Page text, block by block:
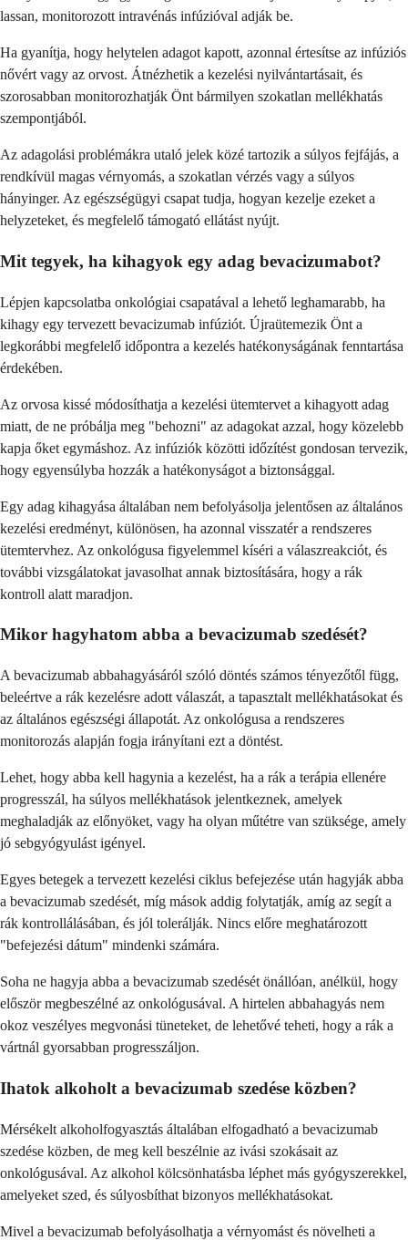
lassan, monitorozott intravénás infúzióval adják be.
Ha gyanítja, hogy helytelen adagot kapott, azonnal értesítse az infúziós
nővért vagy az orvost. Átnézhetik a kezelési nyilvántartásait, és
szorosabban monitorozhatják Önt bármilyen szokatlan mellékhatás
szempontjából.
Az adagolási problémákra utaló jelek közé tartozik a súlyos fejfájás, a
rendkívül magas vérnyomás, a szokatlan vérzés vagy a súlyos
hányinger. Az egészségügyi csapat tudja, hogyan kezelje ezeket a
helyzeteket, és megfelelő támogató ellátást nyújt.
Mit tegyek, ha kihagyok egy adag bevacizumabot?
Lépjen kapcsolatba onkológiai csapatával a lehető leghamarabb, ha
kihagy egy tervezett bevacizumab infúziót. Újraütemezik Önt a
legkorábbi megfelelő időpontra a kezelés hatékonyságának fenntartása
érdekében.
Az orvosa kissé módosíthatja a kezelési ütemtervet a kihagyott adag
miatt, de ne próbálja meg "behozni" az adagokat azzal, hogy közelebb
kapja őket egymáshoz. Az infúziók közötti időzítést gondosan tervezik,
hogy egyensúlyba hozzák a hatékonyságot a biztonsággal.
Egy adag kihagyása általában nem befolyásolja jelentősen az általános
kezelési eredményt, különösen, ha azonnal visszatér a rendszeres
ütemtervhez. Az onkológusa figyelemmel kíséri a válaszreakciót, és
további vizsgálatokat javasolhat annak biztosítására, hogy a rák
kontroll alatt maradjon.
Mikor hagyhatom abba a bevacizumab szedését?
A bevacizumab abbahagyásáról szóló döntés számos tényezőtől függ,
beleértve a rák kezelésre adott válaszát, a tapasztalt mellékhatásokat és
az általános egészségi állapotát. Az onkológusa a rendszeres
monitorozás alapján fogja irányítani ezt a döntést.
Lehet, hogy abba kell hagynia a kezelést, ha a rák a terápia ellenére
progresszál, ha súlyos mellékhatások jelentkeznek, amelyek
meghaladják az előnyöket, vagy ha olyan műtétre van szüksége, amely
jó sebgyógyulást igényel.
Egyes betegek a tervezett kezelési ciklus befejezése után hagyják abba
a bevacizumab szedését, míg mások addig folytatják, amíg az segít a
rák kontrollálásában, és jól tolerálják. Nincs előre meghatározott
"befejezési dátum" mindenki számára.
Soha ne hagyja abba a bevacizumab szedését önállóan, anélkül, hogy
először megbeszélné az onkológusával. A hirtelen abbahagyás nem
okoz veszélyes megvonási tüneteket, de lehetővé teheti, hogy a rák a
vártnál gyorsabban progresszáljon.
Ihatok alkoholt a bevacizumab szedése közben?
Mérsékelt alkoholfogyasztás általában elfogadható a bevacizumab
szedése közben, de meg kell beszélnie az ivási szokásait az
onkológusával. Az alkohol kölcsönhatásba léphet más gyógyszerekkel,
amelyeket szed, és súlyosbíthat bizonyos mellékhatásokat.
Mivel a bevacizumab befolyásolhatja a vérnyomást és növelheti a